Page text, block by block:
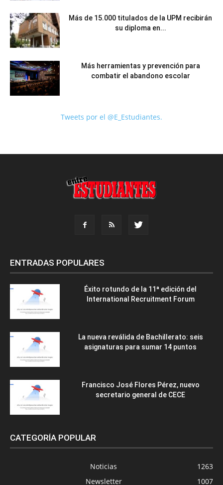
Más de 15.000 titulados de la UPM recibirán
su diploma en...
Más herramientas y prevención para
combatir el abandono escolar
Tweets por el @E_Estudiantes.
ENTRADAS POPULARES
Éxito rotundo de la 11ª edición del
International Recruitment Forum
La nueva reválida de Bachillerato: seis
asignaturas para sumar 14 puntos
Francisco José Flores Pérez, nuevo
secretario general de CECE
CATEGORÍA POPULAR
Noticias
1263
Newsletter
1007